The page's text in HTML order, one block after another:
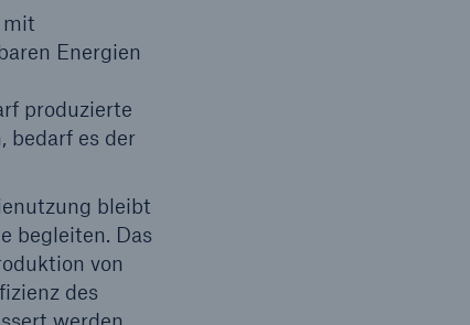
mit
Energien
produzierte
bedarf es der
bleibt
begleiten. Das
von
des